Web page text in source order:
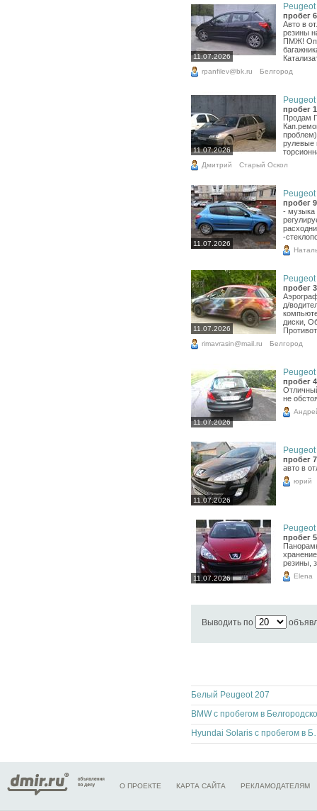
11.07.2026
Peugeot
пробег
Авто в
резины
ПМЖ!
rpanfilev@bk.ru Белгород
11.07.2026
Peugeot
пробег
Продам
рулевые
Дмитрий Старый Оскол
11.07.2026
Peugeot
пробег
- музыка
-
11.07.2026
Peugeot
пробег
д/
диски,
rimavrasin@mail.ru Белгород
11.07.2026
Peugeot
пробег
не
11.07.2026
Peugeot
пробег
авто в
юрий
11.07.2026
Peugeot
пробег
резины,
Elena
Выводить по
Белый Peugeot 207
О ПРОЕКТЕ КАРТА САЙТА РЕКЛАМОДАТЕЛЯМ